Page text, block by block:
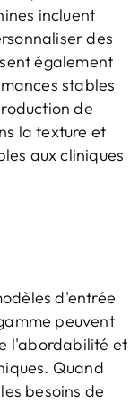
incluent
des
également
stables
de
la texture et
aux cliniques
d'entrée
peuvent
l'abordabilité et
Quand
besoins de